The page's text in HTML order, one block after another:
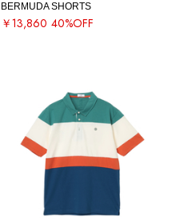
BERMUDA SHORTS
￥13,860 40%OFF